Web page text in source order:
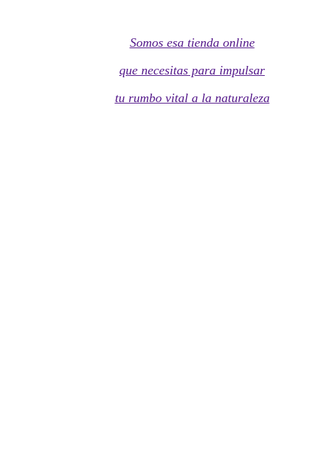
Somos esa tienda online
que necesitas para impulsar
tu rumbo vital a la naturaleza